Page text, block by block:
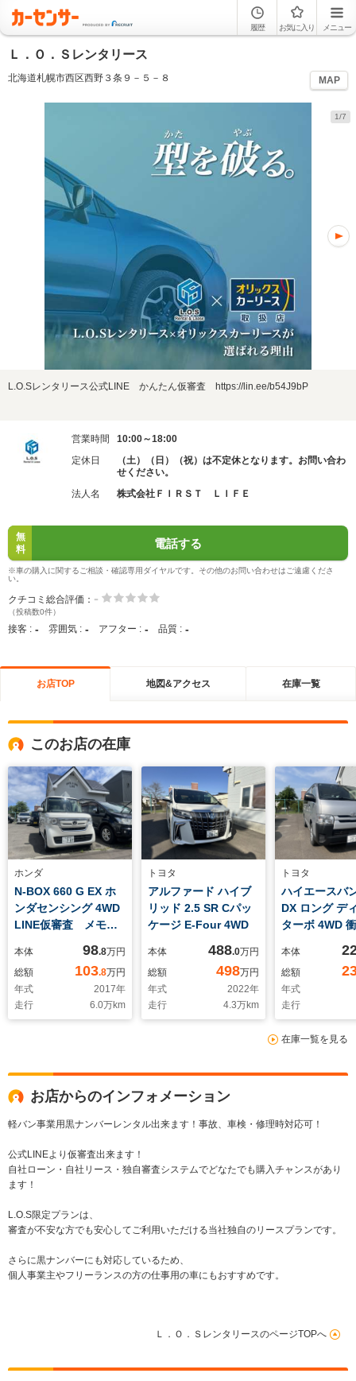
履歴 お気に入り メニュー
Ｌ．Ｏ．Ｓレンタリース
北海道札幌市西区西野３条９－５－８ MAP
1/7
L.O.Sレンタリース公式LINE かんたん仮審査 https://lin.ee/b54J9bP
営業時間
10:00～18:00
定休日
（土）（日）（祝）は不定休となります。お問い合わ
せください。
法人名
株式会社ＦＩＲＳＴ ＬＩＦＥ
無
料
電話する
※車の購入に関するご相談・確認専用ダイヤルです。その他のお問い合わせはご遠慮くださ
い。
クチコミ総合評価： -
（投稿数0件）
接客 : - 雰囲気 : - アフター : - 品質 : -
お店TOP 地図&アクセス 在庫一覧
このお店の在庫
ホンダ
N-BOX 660 G EX ホ
ンダセンシング 4WD
LINE仮審査 メモリ
メラ 両側パワースラ
イドドア 助手席スー
パースライドシート
プッシュスタート
ETC シートヒータ
本体 98.8万円
総額
103.8万円
年式
2017年
走行
6.0万km
トヨタ
アルファード ハイブ
リッド 2.5 SR Cパッ
ケージ E-Four 4WD
本体 488.0万円
総額
498万円
年式
2022年
走行
4.3万km
トヨタ
ハイエースバ
DX ロング デ
ターボ 4WD
カメラ
本体
総額
年式
走行
在庫一覧を見る
お店からのインフォメーション
軽バン事業用黒ナンバーレンタル出来ます！事故、車検・修理時対応可！
公式LINEより仮審査出来ます！
自社ローン・自社リース・独自審査システムでどなたでも購入チャンスがあり
ます！
L.O.S限定プランは、
審査が不安な方でも安心してご利用いただける当社独自のリースプランです。
さらに黒ナンバーにも対応しているため、
個人事業主やフリーランスの方の仕事用の車にもおすすめです。
Ｌ．Ｏ．ＳレンタリースのページTOPへ